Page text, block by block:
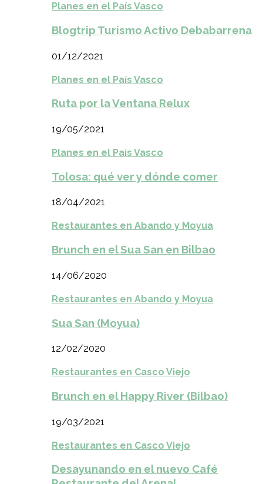
Planes en el País Vasco
Blogtrip Turismo Activo Debabarrena
01/12/2021
Planes en el País Vasco
Ruta por la Ventana Relux
19/05/2021
Planes en el País Vasco
Tolosa: qué ver y dónde comer
18/04/2021
Restaurantes en Abando y Moyua
Brunch en el Sua San en Bilbao
14/06/2020
Restaurantes en Abando y Moyua
Sua San (Moyua)
12/02/2020
Restaurantes en Casco Viejo
Brunch en el Happy River (Bilbao)
19/03/2021
Restaurantes en Casco Viejo
Desayunando en el nuevo Café